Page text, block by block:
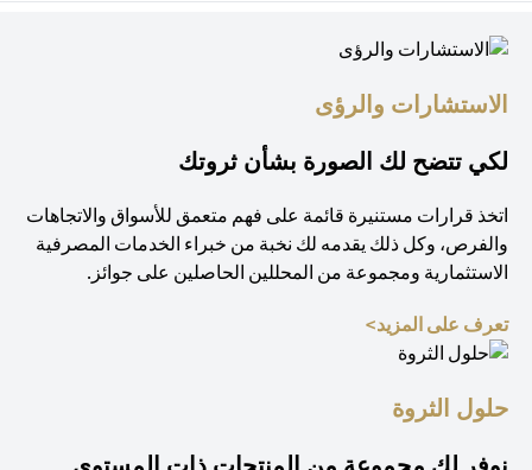
الاستشارات والرؤى
لكي تتضح لك الصورة بشأن ثروتك
اتخذ قرارات مستنيرة قائمة على فهم متعمق للأسواق والاتجاهات
والفرص، وكل ذلك يقدمه لك نخبة من خبراء الخدمات المصرفية
الاستثمارية ومجموعة من المحللين الحاصلين على جوائز.
تعرف على المزيد>
حلول الثروة